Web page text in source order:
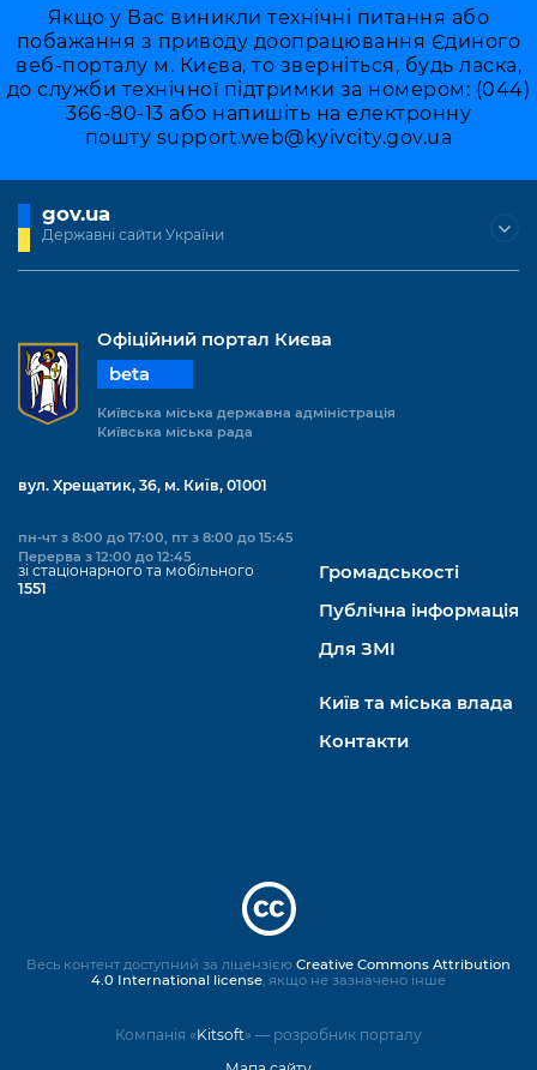
Якщо у Вас виникли технічні питання або
побажання з приводу доопрацювання Єдиного
веб-порталу м. Києва, то зверніться, будь ласка,
до служби технічної підтримки за номером: (044)
366-80-13 або напишіть на електронну
пошту support.web@kyivcity.gov.ua
gov.ua
Державні сайти України
Офіційний портал Києва
beta
Київська міська державна адміністрація
Київська міська рада
вул. Хрещатик, 36, м. Київ, 01001
пн-чт з 8:00 до 17:00, пт з 8:00 до 15:45
Перерва з 12:00 до 12:45
зі стаціонарного та мобільного
1551
Громадськості
Публічна інформація
Для ЗМІ
Київ та міська влада
Контакти
Компанія «Kitsoft» — розробник порталу
Весь контент доступний за ліцензією Creative Commons Attribution
4.0 International license, якщо не зазначено інше